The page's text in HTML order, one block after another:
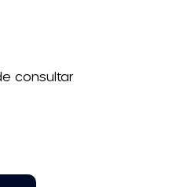
consultar